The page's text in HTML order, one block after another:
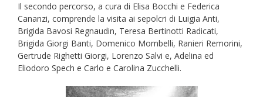
Il secondo percorso, a cura di Elisa Bocchi e Federica
Cananzi, comprende la visita ai sepolcri di Luigia Anti,
Brigida Bavosi Regnaudin, Teresa Bertinotti Radicati,
Brigida Giorgi Banti, Domenico Mombelli, Ranieri Remorini,
Gertrude Righetti Giorgi, Lorenzo Salvi e, Adelina ed
Eliodoro Spech e Carlo e Carolina Zucchelli.